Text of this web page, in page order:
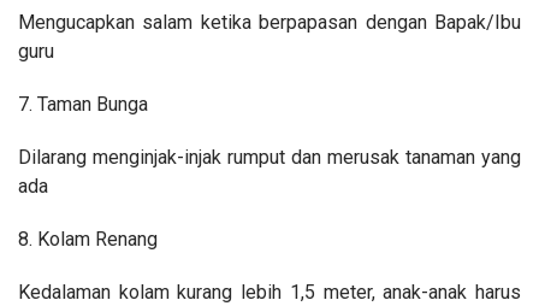
Mengucapkan salam ketika berpapasan dengan Bapak/Ibu
guru
7. Taman Bunga
Dilarang menginjak-injak rumput dan merusak tanaman yang
ada
8. Kolam Renang
Kedalaman kolam kurang lebih 1,5 meter, anak-anak harus